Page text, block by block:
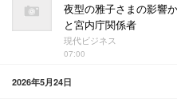
夜型の雅子さまの影響
と宮内庁関係者
現代ビジネス
07:00
2026年5月24日